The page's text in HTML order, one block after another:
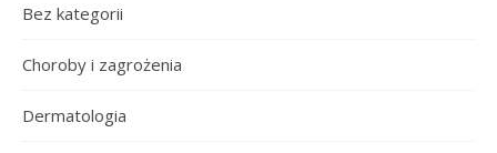
Bez kategorii
Choroby i zagrożenia
Dermatologia